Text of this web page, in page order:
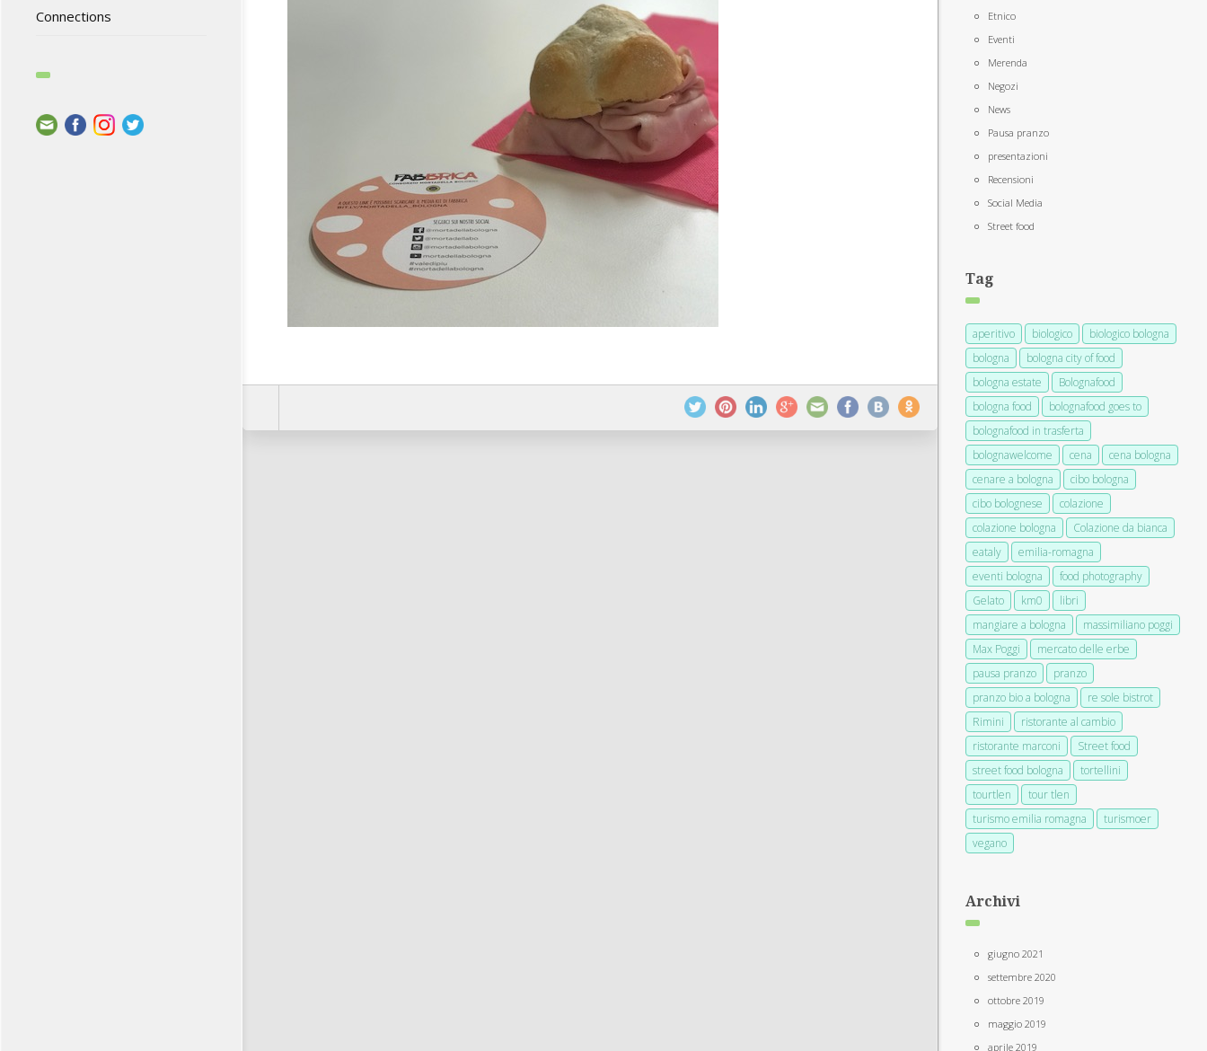
Connections
Etnico
Eventi
Merenda
Negozi
News
Pausa pranzo
presentazioni
Recensioni
Social Media
Street food
Tag
aperitivo biologico
biologico bologna
bologna
bologna city of food
bologna estate
Bolognafood
bologna food
bolognafood goes to
bolognafood in trasferta
bolognawelcome
cena
cena bologna
cenare a bologna
cibo bologna
cibo bolognese
colazione
colazione bologna
Colazione da bianca
eataly
emilia-romagna
eventi bologna
food photography
Gelato
km0
libri
mangiare a bologna
massimiliano poggi
Max Poggi
mercato delle erbe
pausa pranzo
pranzo
pranzo bio a bologna
re sole bistrot
Rimini
ristorante al cambio
ristorante marconi
Street food
street food bologna
tortellini
tourtlen
tour tlen
turismo emilia romagna
turismoer
vegano
Archivi
giugno 2021
settembre 2020
ottobre 2019
maggio 2019
aprile 2019